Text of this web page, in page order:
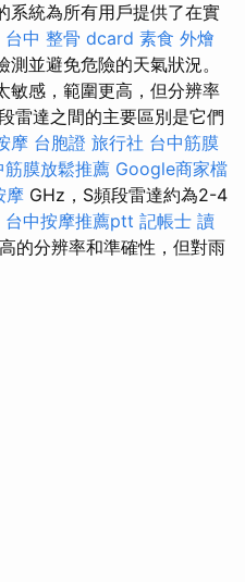
系統為所有用戶提供了在實
台中 整骨 dcard 素食 外燴
並避免危險的天氣狀況。
敏感，範圍更高，但分辨率
雷達之間的主要區別是它們
摩 台胞證 旅行社 台中筋膜
筋膜放鬆推薦 Google商家檔
摩 GHz，S頻段雷達約為2-4
台中按摩推薦ptt 記帳士 讀
的分辨率和準確性，但對雨